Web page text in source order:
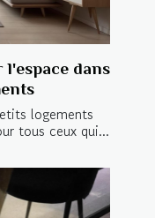
dans
logements
tous ceux qui...